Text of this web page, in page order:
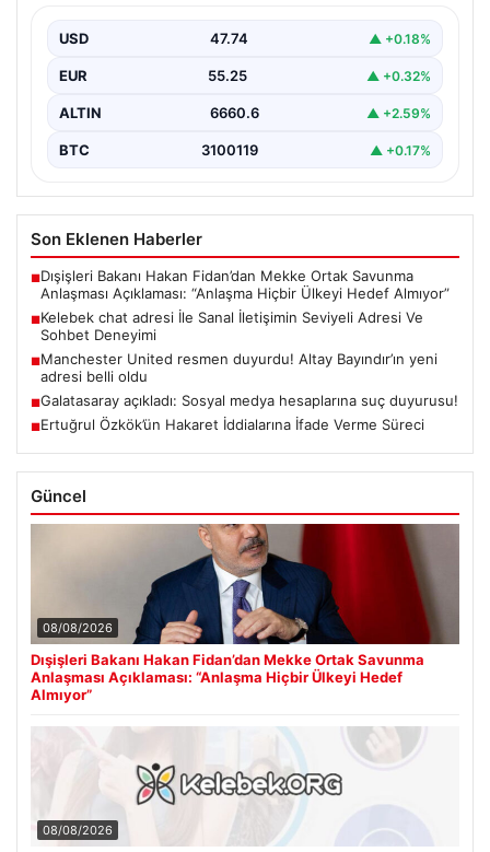
kurması ciddi bir değer barındırmaktadır. Günümüzde
birçok…
USD 47.74 ▲ +0.18%
EUR 55.25 ▲ +0.32%
ALTIN 6660.6 ▲ +2.59%
BTC 3100119 ▲ +0.17%
Son Eklenen Haberler
■Dışişleri Bakanı Hakan Fidan’dan Mekke Ortak Savunma
Anlaşması Açıklaması: “Anlaşma Hiçbir Ülkeyi Hedef Almıyor”
■Kelebek chat adresi İle Sanal İletişimin Seviyeli Adresi Ve
Sohbet Deneyimi
■Manchester United resmen duyurdu! Altay Bayındır’ın yeni
adresi belli oldu
■Galatasaray açıkladı: Sosyal medya hesaplarına suç duyurusu!
■Ertuğrul Özkök’ün Hakaret İddialarına İfade Verme Süreci
Güncel
08/08/2026
Dışişleri Bakanı Hakan Fidan’dan Mekke Ortak Savunma
Anlaşması Açıklaması: “Anlaşma Hiçbir Ülkeyi Hedef
Almıyor”
08/08/2026